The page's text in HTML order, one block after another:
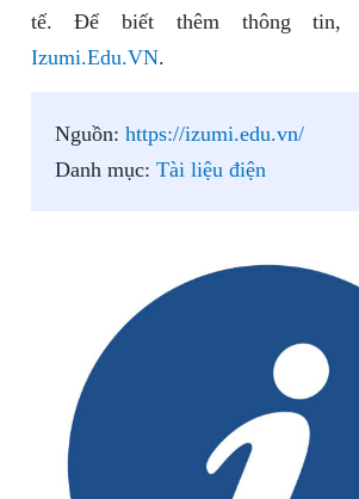
tế. Để biết thêm thông tin,
Izumi.Edu.VN.
Nguồn: https://izumi.edu.vn/
Danh mục: Tài liệu điện